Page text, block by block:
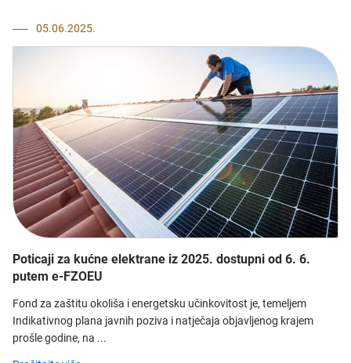
05.06.2025.
Poticaji za kućne elektrane iz 2025. dostupni od 6. 6.
putem e-FZOEU
Fond za zaštitu okoliša i energetsku učinkovitost je, temeljem
Indikativnog plana javnih poziva i natječaja objavljenog krajem
prošle godine, na ...